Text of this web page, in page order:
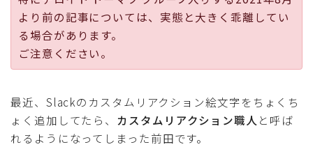
公式ページ
より前の記事については、実態と大きく乖離してい
る場合があります。
ご注意ください。
最近、Slackのカスタムリアクション絵文字をちょくち
ょく追加してたら、 カスタムリアクション職人 と呼ば
れるようになってしまった前田です。